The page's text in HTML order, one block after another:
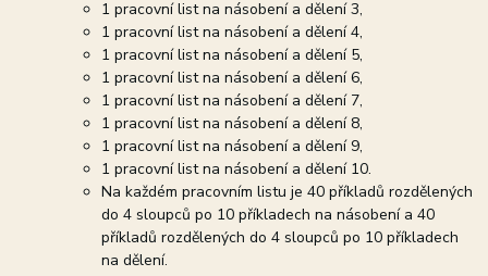
1 pracovní list na násobení a dělení 3,
1 pracovní list na násobení a dělení 4,
1 pracovní list na násobení a dělení 5,
1 pracovní list na násobení a dělení 6,
1 pracovní list na násobení a dělení 7,
1 pracovní list na násobení a dělení 8,
1 pracovní list na násobení a dělení 9,
1 pracovní list na násobení a dělení 10.
Na každém pracovním listu je 40 příkladů rozdělených
do 4 sloupců po 10 příkladech na násobení a 40
příkladů rozdělených do 4 sloupců po 10 příkladech
na dělení.